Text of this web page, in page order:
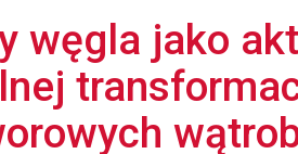
węgla jako